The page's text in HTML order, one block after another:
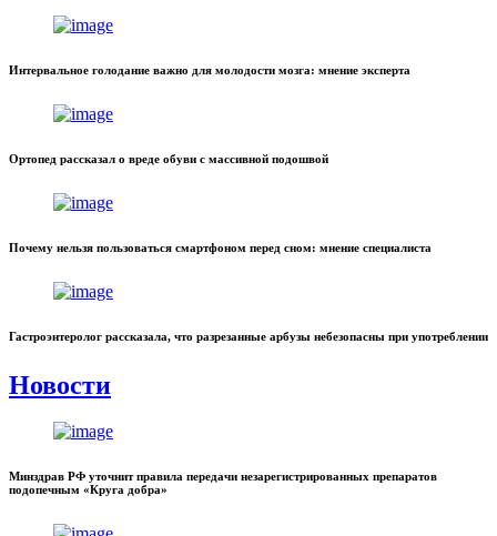
Интервальное голодание важно для молодости мозга: мнение эксперта
Ортопед рассказал о вреде обуви с массивной подошвой
Почему нельзя пользоваться смартфоном перед сном: мнение специалиста
Гастроэнтеролог рассказала, что разрезанные арбузы небезопасны при употреблении
Новости
Минздрав РФ уточнит правила передачи незарегистрированных препаратов
подопечным «Круга добра»